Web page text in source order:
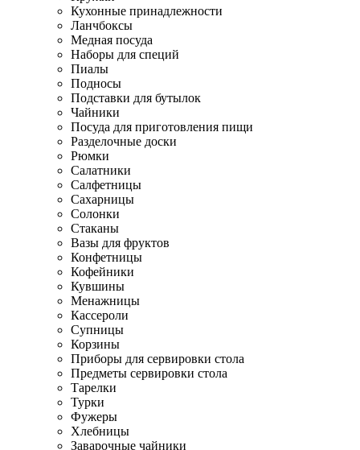
Кухонные принадлежности
Ланчбоксы
Медная посуда
Наборы для специй
Пиалы
Подносы
Подставки для бутылок
Чайники
Посуда для приготовления пищи
Разделочные доски
Рюмки
Салатники
Салфетницы
Сахарницы
Солонки
Стаканы
Вазы для фруктов
Конфетницы
Кофейники
Кувшины
Менажницы
Кассероли
Супницы
Корзины
Приборы для сервировки стола
Предметы сервировки стола
Тарелки
Турки
Фужеры
Хлебницы
Заварочные чайники